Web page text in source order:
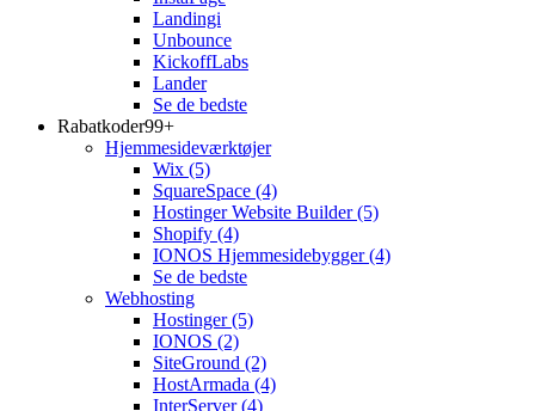
Landingi
Unbounce
KickoffLabs
Lander
Se de bedste
Rabatkoder99+
Hjemmesideværktøjer
Wix (5)
SquareSpace (4)
Hostinger Website Builder(5)
Shopify (4)
IONOS Hjemmesidebygger(4)
Se de bedste
Webhosting
Hostinger(5)
IONOS (2)
SiteGround (2)
HostArmada (4)
InterServer(4)